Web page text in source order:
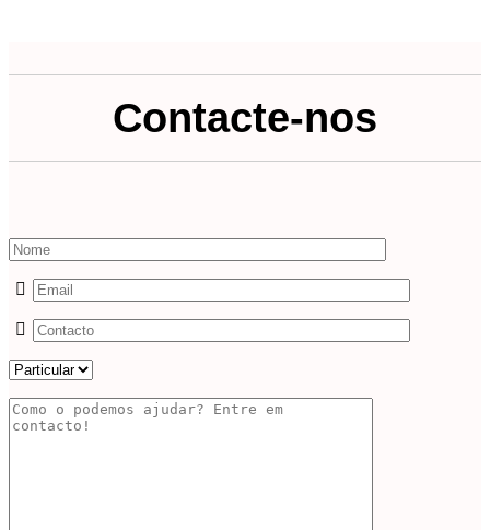
Contacte-nos